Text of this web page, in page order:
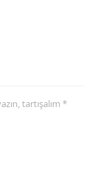
tartışalım *